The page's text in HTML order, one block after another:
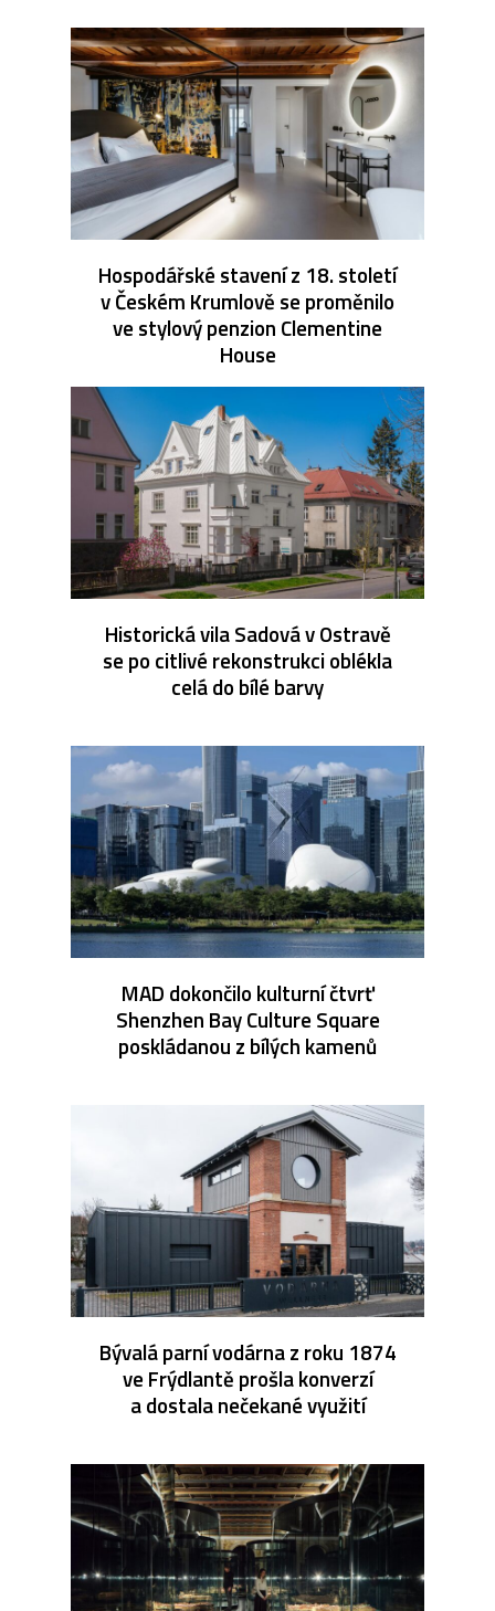
Hospodářské stavení z 18. století
v Českém Krumlově se proměnilo
ve stylový penzion Clementine
House
Historická vila Sadová v Ostravě
se po citlivé rekonstrukci oblékla
celá do bílé barvy
MAD dokončilo kulturní čtvrť
Shenzhen Bay Culture Square
poskládanou z bílých kamenů
Bývalá parní vodárna z roku 1874
ve Frýdlantě prošla konverzí
a dostala nečekané využití